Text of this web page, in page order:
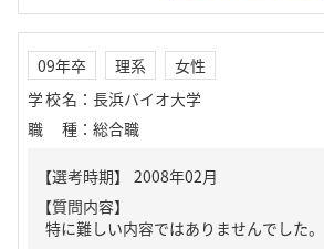
09年卒 理系
女性
学校名 ： 長浜バイオ大学
職種 ： 総合職
【質問内容】
特に難しい内容ではありませんでした。